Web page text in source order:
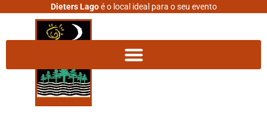
Dieters Lagoé o local ideal para o seu evento